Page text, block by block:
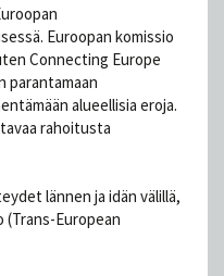
Euroopan komissio
Connecting Europe
parantamaan
alueellisia eroja.
rahoitusta
lännen ja idän välillä,
European